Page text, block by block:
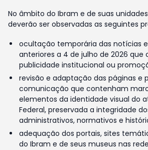
No âmbito do Ibram e de suas
deverão ser observadas as seguintes
ocultação temporária das notícias
anteriores a 4 de julho de 2026 que
publicidade institucional ou
revisão e adaptação das páginas e
comunicação que contenham
elementos da identidade visual do
Federal, preservada a integridade
administrativos, normativos e
adequação dos portais, sites
do Ibram e de seus museus nas